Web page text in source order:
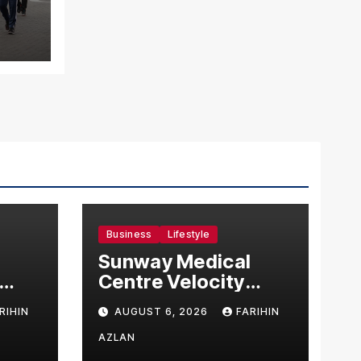
Business Lifestyle
Sunway Medical
Centre Velocity
Becomes Southeast
Asia’s First Hospital
to Introduce the
AUGUST 6, 2026 FARIHIN
AZLAN